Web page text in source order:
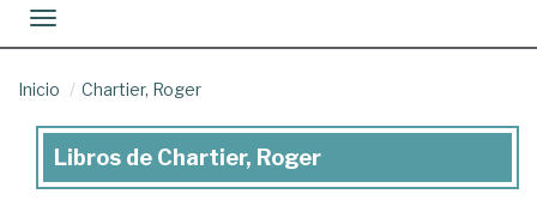
Toggle navigation
Inicio Chartier, Roger
Libros
Libros de Chartier, Roger